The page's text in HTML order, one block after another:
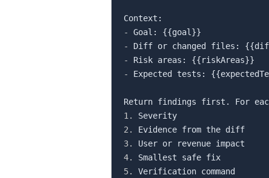
-
-
-
-
Expected tests:
1.
2.
3.
4.
5.
Verification command